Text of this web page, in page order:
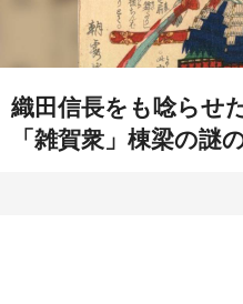
織田信長をも唸らせ
「雑賀衆」棟梁の謎